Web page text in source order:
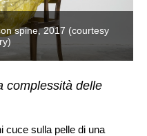
spine, 2017 (courtesy
complessità delle
cuce sulla pelle di una